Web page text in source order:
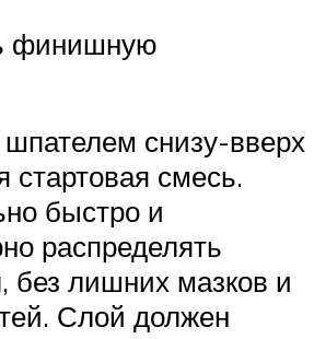
финишную
снизу-вверх
стартовая смесь.
быстро и
распределять
без лишних мазков и
Слой должен